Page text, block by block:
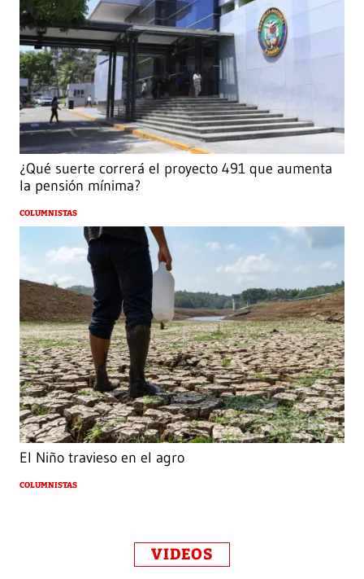
¿Qué suerte correrá el proyecto 491 que aumenta
la pensión mínima?
COLUMNISTAS
El Niño travieso en el agro
COLUMNISTAS
VIDEOS